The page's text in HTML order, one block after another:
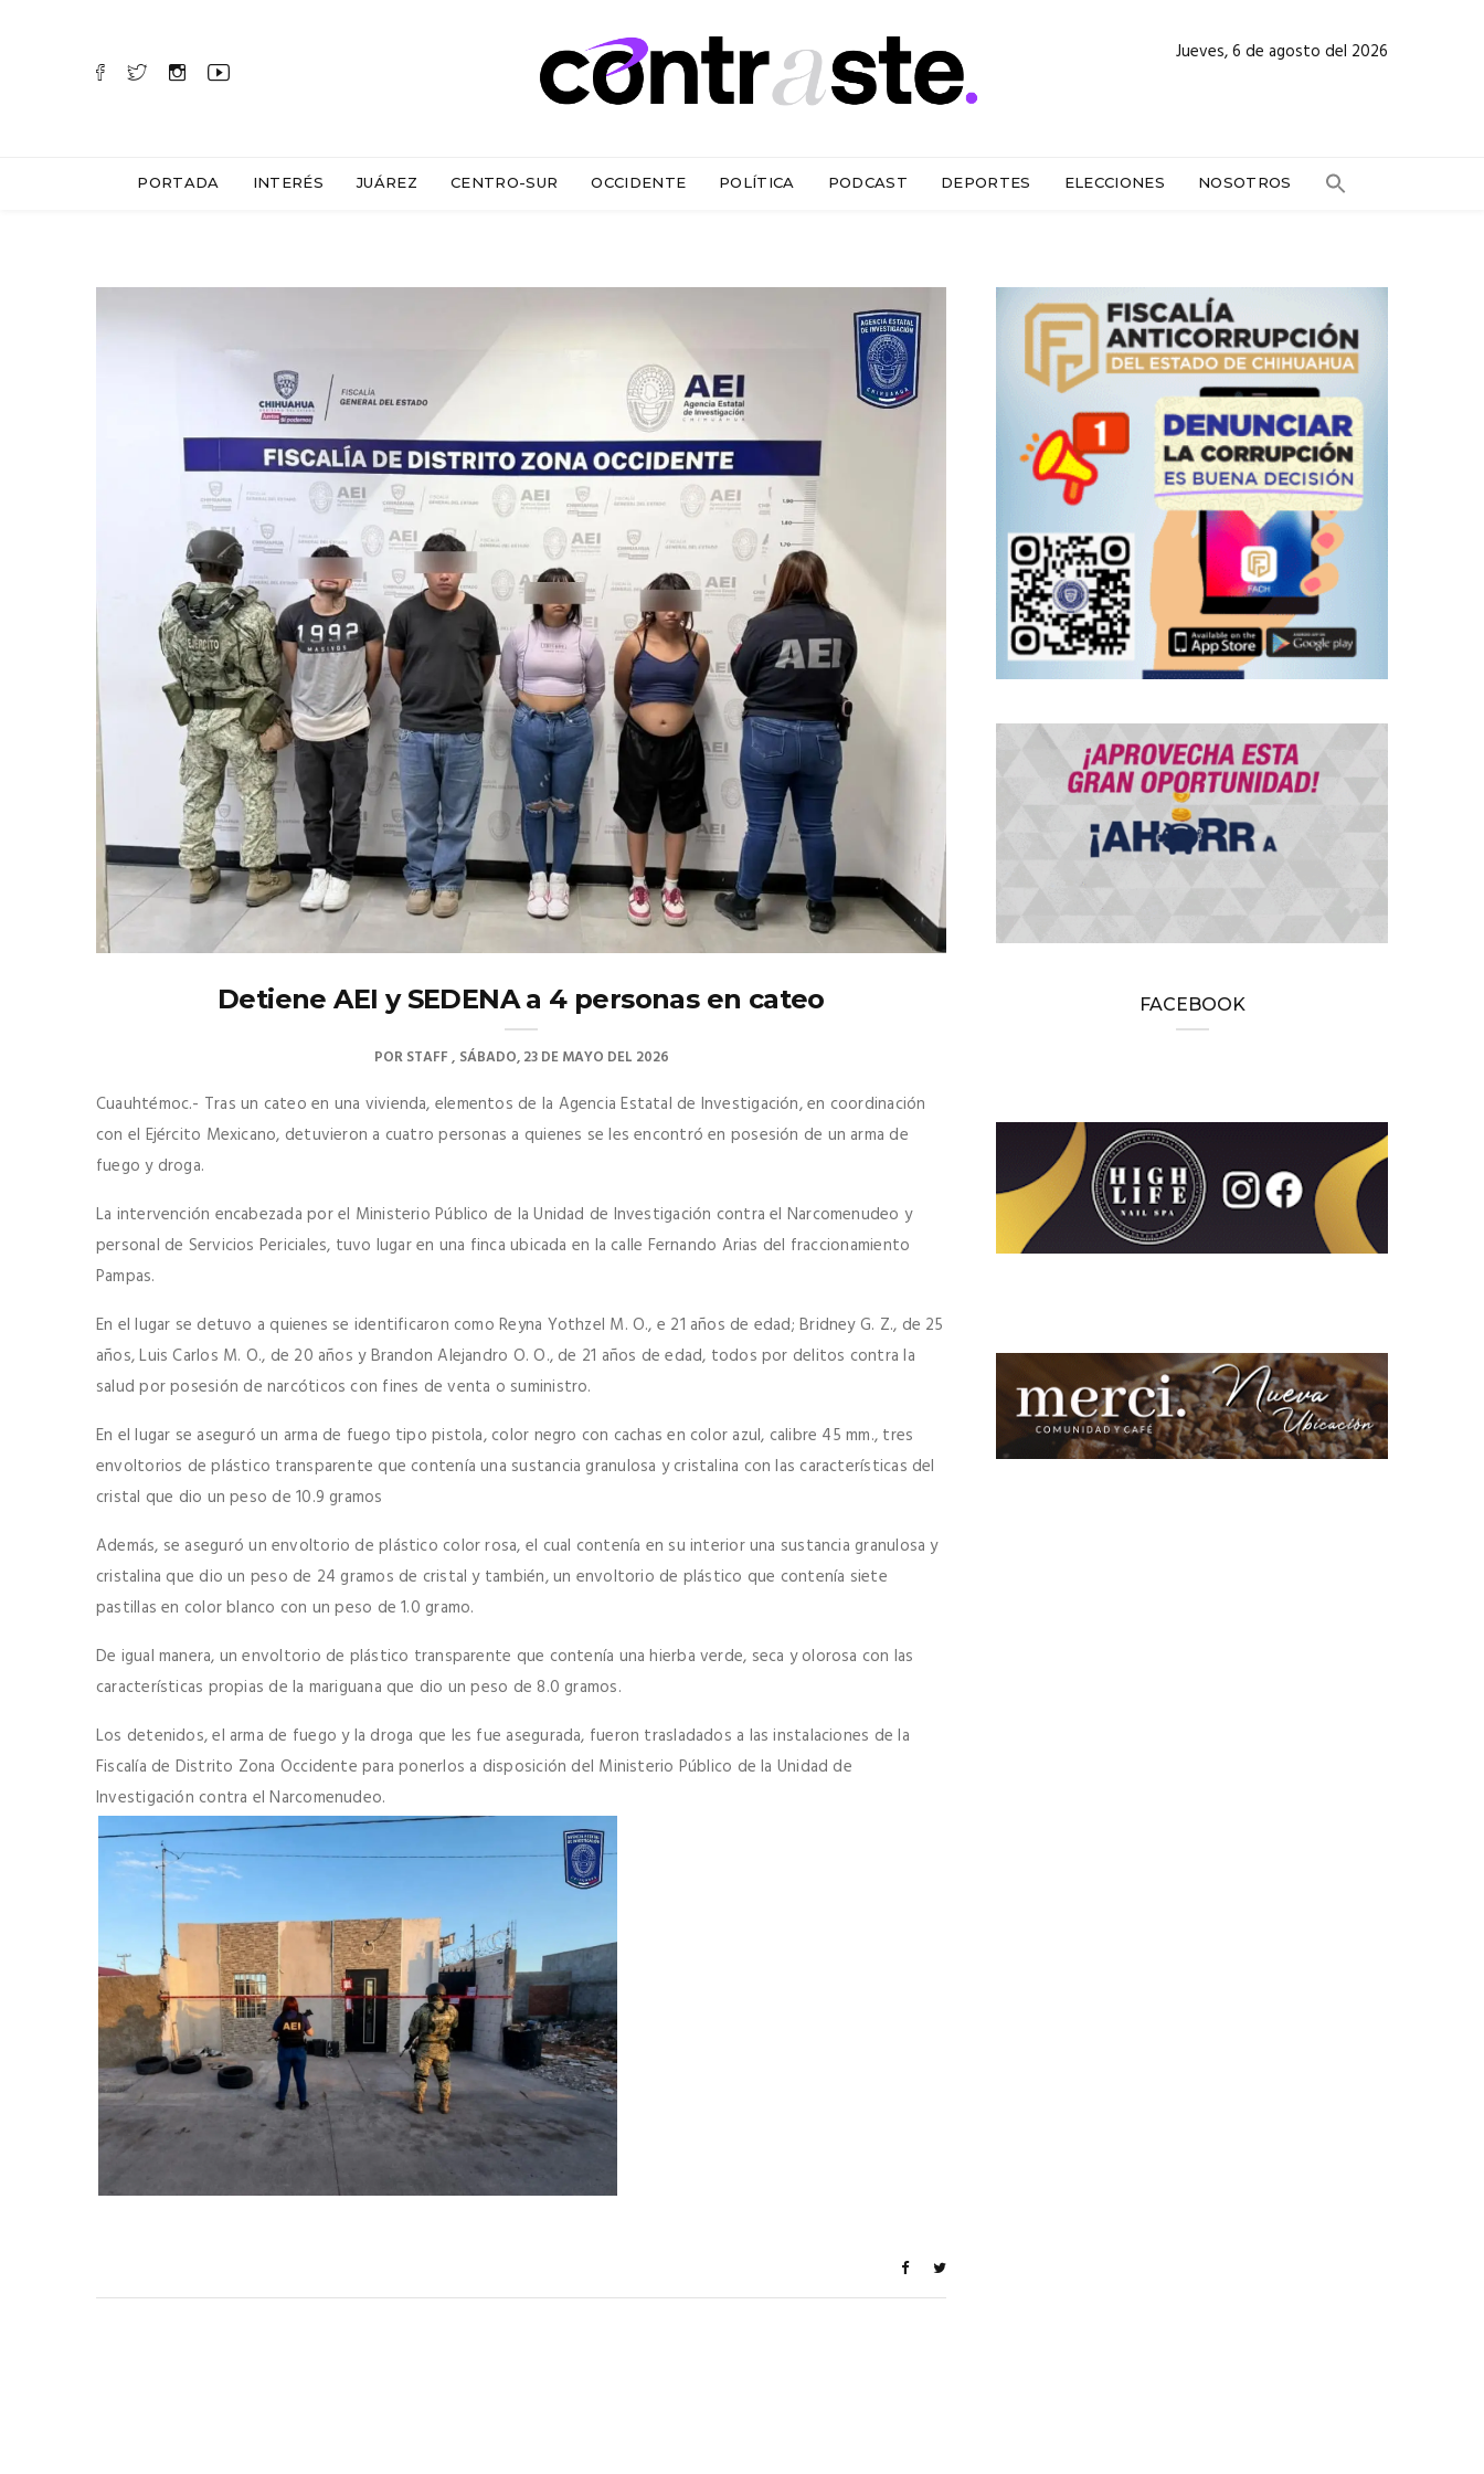
Jueves, 6 de agosto del 2026
PORTADA INTERÉS JUÁREZ CENTRO-SUR OCCIDENTE POLÍTICA PODCAST DEPORTES ELECCIONES NOSOTROS
Detiene AEI y SEDENA a 4 personas en cateo
PORSTAFF SÁBADO, 23 DE MAYO DEL 2026
Cuauhtémoc.- Tras un cateo en una vivienda, elementos de la Agencia Estatal de Investigación, en coordinación
con el Ejército Mexicano, detuvieron a cuatro personas a quienes se les encontró en posesión de un arma de
fuego y droga.
La intervención encabezada por el Ministerio Público de la Unidad de Investigación contra el Narcomenudeo y
personal de Servicios Periciales, tuvo lugar en una finca ubicada en la calle Fernando Arias del fraccionamiento
Pampas.
En el lugar se detuvo a quienes se identificaron como Reyna Yothzel M. O., e 21 años de edad; Bridney G. Z., de 25
años, Luis Carlos M. O., de 20 años y Brandon Alejandro O. O., de 21 años de edad, todos por delitos contra la
salud por posesión de narcóticos con fines de venta o suministro.
En el lugar se aseguró un arma de fuego tipo pistola, color negro con cachas en color azul, calibre 45 mm., tres
envoltorios de plástico transparente que contenía una sustancia granulosa y cristalina con las características del
cristal que dio un peso de 10.9 gramos
Además, se aseguró un envoltorio de plástico color rosa, el cual contenía en su interior una sustancia granulosa y
cristalina que dio un peso de 24 gramos de cristal y también, un envoltorio de plástico que contenía siete
pastillas en color blanco con un peso de 1.0 gramo.
De igual manera, un envoltorio de plástico transparente que contenía una hierba verde, seca y olorosa con las
características propias de la mariguana que dio un peso de 8.0 gramos.
Los detenidos, el arma de fuego y la droga que les fue asegurada, fueron trasladados a las instalaciones de la
Fiscalía de Distrito Zona Occidente para ponerlos a disposición del Ministerio Público de la Unidad de
Investigación contra el Narcomenudeo.
FACEBOOK